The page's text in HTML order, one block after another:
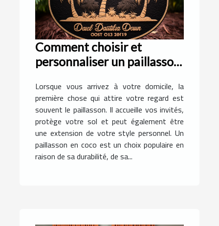
Comment choisir et
personnaliser un paillasson
domicile
Lorsque vous arrivez à votre domicile, la
première chose qui attire votre regard est
souvent le paillasson. Il accueille vos invités,
protège votre sol et peut également être
une extension de votre style personnel. Un
paillasson en coco est un choix populaire en
raison de sa durabilité, de sa...